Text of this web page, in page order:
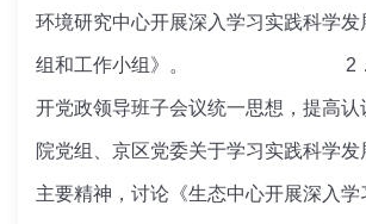
环境研究中心开展深入学习实践科学
组和工作小组》。 2．10
开党政领导班子会议统一思想，提高认
院党组、京区党委关于学习实践科学
主要精神，讨论《生态中心开展深入